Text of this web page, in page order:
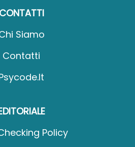
CONTATTI
Siamo
Contatti
Policy